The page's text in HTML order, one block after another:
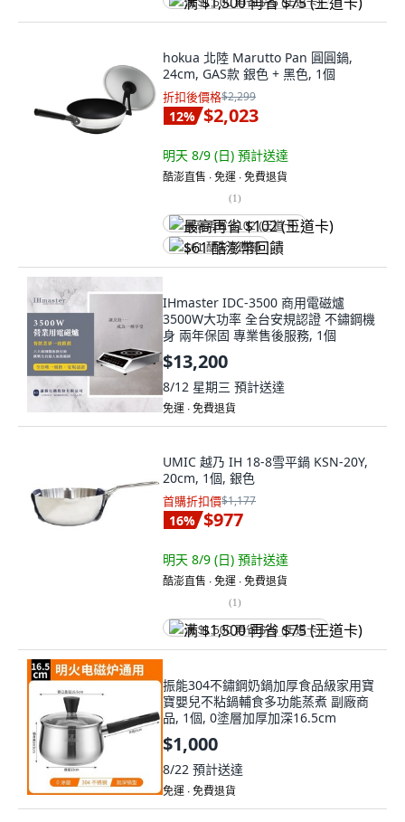
满 $1,500 再省 $75 (王道卡)
hokua 北陸 Marutto Pan 圓圓鍋,
24cm, GAS款 銀色 + 黑色, 1個
折扣後價格$2,299
12% $2,023
明天 8/9 (日) 預計送達
酷澎直售 ∙ 免運 ∙ 免費退貨
(1)
最高再省 $102 (王道卡)
$61 酷澎幣回饋
IHmaster IDC-3500 商用電磁爐
3500W大功率 全台安規認證 不鏽鋼機
身 兩年保固 專業售後服務, 1個
$13,200
8/12 星期三 預計送達
免運 ∙ 免費退貨
UMIC 越乃 IH 18-8雪平鍋 KSN-20Y,
20cm, 1個, 銀色
首購折扣價$1,177
16% $977
明天 8/9 (日) 預計送達
酷澎直售 ∙ 免運 ∙ 免費退貨
(1)
满 $1,500 再省 $75 (王道卡)
振能304不鏽鋼奶鍋加厚食品級家用寶
寶嬰兒不粘鍋輔食多功能蒸煮 副廠商
品, 1個, 0塗層加厚加深16.5cm
$1,000
8/22 預計送達
免運 ∙ 免費退貨